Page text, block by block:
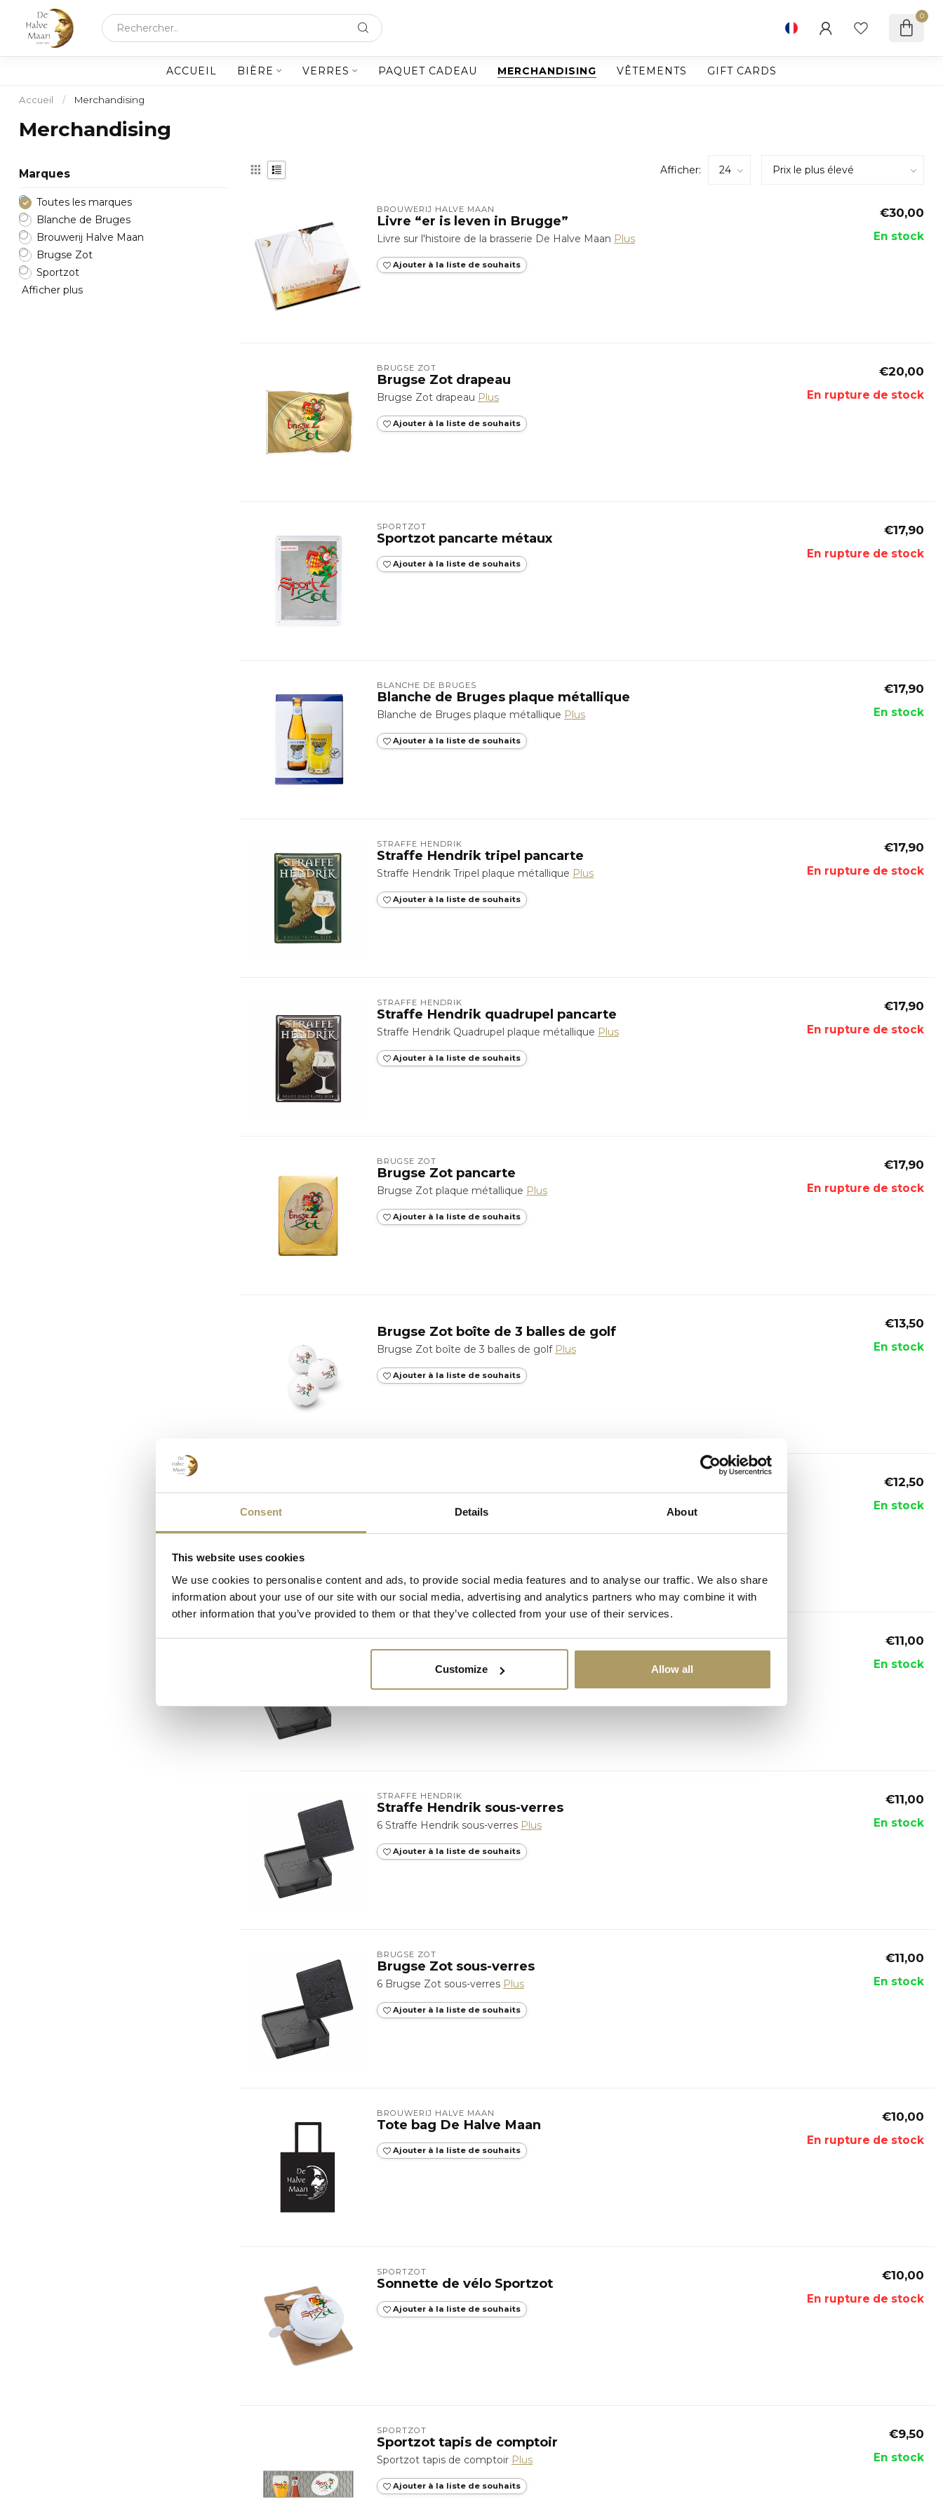
Consent Details About
This website uses cookies
We use cookies to personalise content and ads, to provide social media features and to analyse our traffic. We also share
information about your use of our site with our social media, advertising and analytics partners who may combine it with
other information that you’ve provided to them or that they’ve collected from your use of their services.
Customize Allow all
0
ACCUEIL BIÈRE VERRES PAQUET CADEAU MERCHANDISING VÊTEMENTS GIFT CARDS
Accueil / Merchandising
Merchandising
Marques
Toutes les marques
Blanche de Bruges
Brouwerij Halve Maan
Brugse Zot
Sportzot
Afficher plus
Afficher:
BROUWERIJ HALVE MAAN
Livre “er is leven in Brugge”
Livre sur l'histoire de la brasserie De Halve Maan Plus
Ajouter à la liste de souhaits
€30,00
En stock
BRUGSE ZOT
Brugse Zot drapeau
Brugse Zot drapeau Plus
Ajouter à la liste de souhaits
€20,00
En rupture de stock
SPORTZOT
Sportzot pancarte métaux
Ajouter à la liste de souhaits
€17,90
En rupture de stock
BLANCHE DE BRUGES
Blanche de Bruges plaque métallique
Blanche de Bruges plaque métallique Plus
Ajouter à la liste de souhaits
€17,90
En stock
STRAFFE HENDRIK
Straffe Hendrik tripel pancarte
Straffe Hendrik Tripel plaque métallique Plus
Ajouter à la liste de souhaits
€17,90
En rupture de stock
STRAFFE HENDRIK
Straffe Hendrik quadrupel pancarte
Straffe Hendrik Quadrupel plaque métallique Plus
Ajouter à la liste de souhaits
€17,90
En rupture de stock
BRUGSE ZOT
Brugse Zot pancarte
Brugse Zot plaque métallique Plus
Ajouter à la liste de souhaits
€17,90
En rupture de stock
Brugse Zot boîte de 3 balles de golf
Brugse Zot boîte de 3 balles de golf Plus
Ajouter à la liste de souhaits
€13,50
En stock
Brugse Zot Plateau de service
Brugse Zot Plateau Plus
Ajouter à la liste de souhaits
€12,50
En stock
BROUWERIJ HALVE MAAN
Halve Maan sous-verres
6 Halve Maan sous-verres
Ajouter à la liste de souhaits
€11,00
En stock
STRAFFE HENDRIK
Straffe Hendrik sous-verres
6 Straffe Hendrik sous-verres Plus
Ajouter à la liste de souhaits
€11,00
En stock
BRUGSE ZOT
Brugse Zot sous-verres
6 Brugse Zot sous-verres Plus
Ajouter à la liste de souhaits
€11,00
En stock
BROUWERIJ HALVE MAAN
Tote bag De Halve Maan
Ajouter à la liste de souhaits
€10,00
En rupture de stock
SPORTZOT
Sonnette de vélo Sportzot
Ajouter à la liste de souhaits
€10,00
En rupture de stock
SPORTZOT
Sportzot tapis de comptoir
Sportzot tapis de comptoir Plus
Ajouter à la liste de souhaits
€9,50
En stock